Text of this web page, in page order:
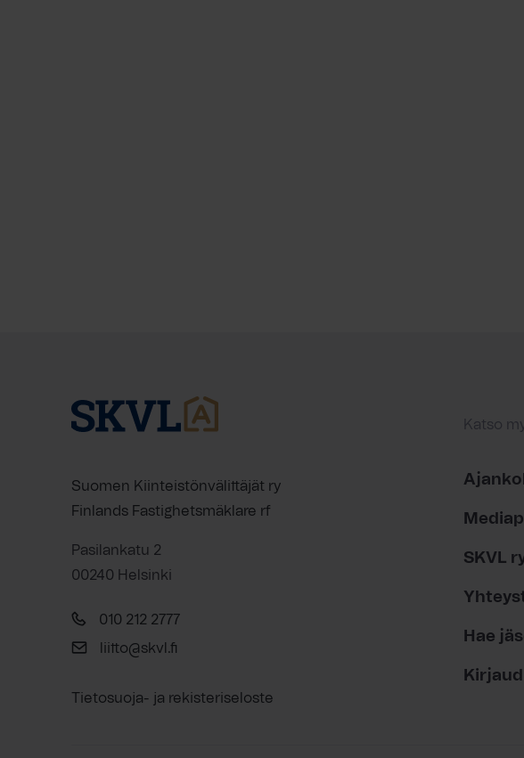
Suomen Kiinteistönvälittäjät ry
Finlands Fastighetsmäklare rf
Pasilankatu 2
00240 Helsinki
010 212 2777
liitto@skvl.fi
Tietosuoja- ja rekisteriseloste
Katso
SKVL
Hae